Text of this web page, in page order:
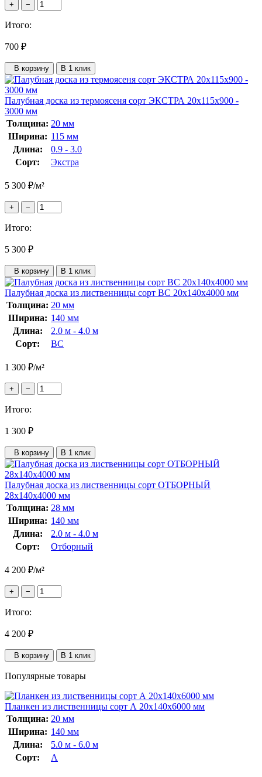
+ −
Итого:
700 ₽
В корзину В 1 клик
Палубная доска из термоясеня сорт ЭКСТРА 20x115x900 -
3000 мм
Толщина: 20 мм
Ширина: 115 мм
Длина:
0.9 - 3.0
Сорт:
Экстра
5 300 ₽/м²
+ −
Итого:
5 300 ₽
В корзину В 1 клик
Палубная доска из лиственницы сорт ВС 20x140x4000 мм
Толщина: 20 мм
Ширина: 140 мм
Длина:
2.0 м - 4.0 м
Сорт:
ВС
1 300 ₽/м²
+ −
Итого:
1 300 ₽
В корзину В 1 клик
Палубная доска из лиственницы сорт ОТБОРНЫЙ
28x140x4000 мм
Толщина: 28 мм
Ширина: 140 мм
Длина:
2.0 м - 4.0 м
Сорт:
Отборный
4 200 ₽/м²
+ −
Итого:
4 200 ₽
В корзину В 1 клик
Популярные товары
Планкен из лиственницы сорт А 20x140x6000 мм
Толщина: 20 мм
Ширина: 140 мм
Длина:
5.0 м - 6.0 м
Сорт:
А